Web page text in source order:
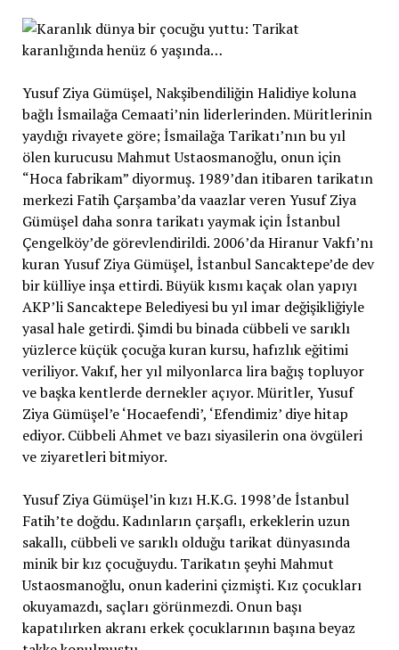
Yusuf Ziya Gümüşel, Nakşibendiliğin Halidiye koluna
bağlı İsmailağa Cemaati’nin liderlerinden. Müritlerinin
yaydığı rivayete göre; İsmailağa Tarikatı’nın bu yıl
ölen kurucusu Mahmut Ustaosmanoğlu, onun için
“Hoca fabrikam” diyormuş. 1989’dan itibaren tarikatın
merkezi Fatih Çarşamba’da vaazlar veren Yusuf Ziya
Gümüşel daha sonra tarikatı yaymak için İstanbul
Çengelköy’de görevlendirildi. 2006’da Hiranur Vakfı’nı
kuran Yusuf Ziya Gümüşel, İstanbul Sancaktepe’de dev
bir külliye inşa ettirdi. Büyük kısmı kaçak olan yapıyı
AKP’li Sancaktepe Belediyesi bu yıl imar değişikliğiyle
yasal hale getirdi. Şimdi bu binada cübbeli ve sarıklı
yüzlerce küçük çocuğa kuran kursu, hafızlık eğitimi
veriliyor. Vakıf, her yıl milyonlarca lira bağış topluyor
ve başka kentlerde dernekler açıyor. Müritler, Yusuf
Ziya Gümüşel’e ‘Hocaefendi’, ‘Efendimiz’ diye hitap
ediyor. Cübbeli Ahmet ve bazı siyasilerin ona övgüleri
ve ziyaretleri bitmiyor.
Yusuf Ziya Gümüşel’in kızı H.K.G. 1998’de İstanbul
Fatih’te doğdu. Kadınların çarşaflı, erkeklerin uzun
sakallı, cübbeli ve sarıklı olduğu tarikat dünyasında
minik bir kız çocuğuydu. Tarikatın şeyhi Mahmut
Ustaosmanoğlu, onun kaderini çizmişti. Kız çocukları
okuyamazdı, saçları görünmezdi. Onun başı
kapatılırken akranı erkek çocuklarının başına beyaz